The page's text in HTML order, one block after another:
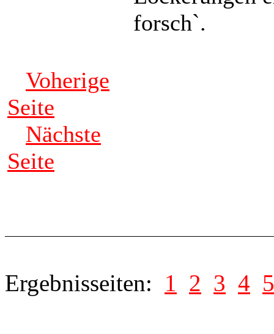
forsch`.
Voherige
Seite
Nächste
Seite
Ergebnisseiten: 1 2 3 4 5